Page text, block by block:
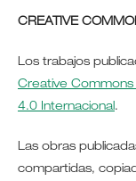
CREATIVE
Los trabajos
Creative
4.0 Internacional.
Las obras
compartidas,